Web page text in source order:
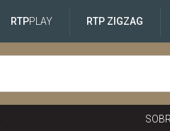
RTPPLAY RTP ZIGZAG